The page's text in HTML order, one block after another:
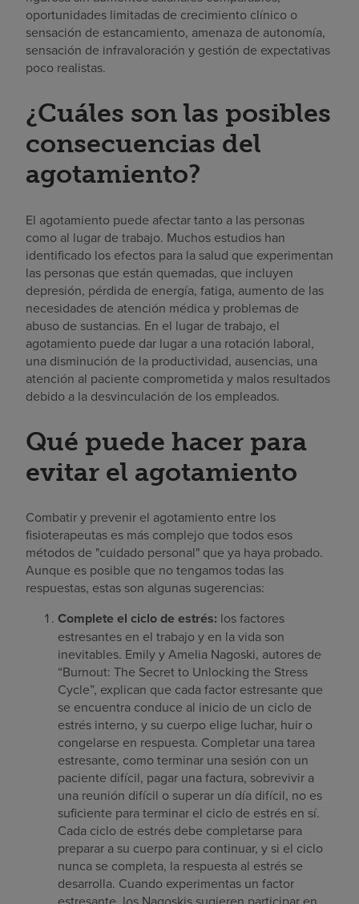
oportunidades limitadas de crecimiento clínico o
sensación de estancamiento, amenaza de autonomía,
sensación de infravaloración y gestión de expectativas
poco realistas.
¿Cuáles son las posibles
consecuencias del
agotamiento?
El agotamiento puede afectar tanto a las personas
como al lugar de trabajo. Muchos estudios han
identificado los efectos para la salud que experimentan
las personas que están quemadas, que incluyen
depresión, pérdida de energía, fatiga, aumento de las
necesidades de atención médica y problemas de
abuso de sustancias. En el lugar de trabajo, el
agotamiento puede dar lugar a una rotación laboral,
una disminución de la productividad, ausencias, una
atención al paciente comprometida y malos resultados
debido a la desvinculación de los empleados.
Qué puede hacer para
evitar el agotamiento
Combatir y prevenir el agotamiento entre los
fisioterapeutas es más complejo que todos esos
métodos de "cuidado personal" que ya haya probado.
Aunque es posible que no tengamos todas las
respuestas, estas son algunas sugerencias:
Complete el ciclo de estrés: los factores
estresantes en el trabajo y en la vida son
inevitables. Emily y Amelia Nagoski, autores de
“Burnout: The Secret to Unlocking the Stress
Cycle”, explican que cada factor estresante que
se encuentra conduce al inicio de un ciclo de
estrés interno, y su cuerpo elige luchar, huir o
congelarse en respuesta. Completar una tarea
estresante, como terminar una sesión con un
paciente difícil, pagar una factura, sobrevivir a
una reunión difícil o superar un día difícil, no es
suficiente para terminar el ciclo de estrés en sí.
Cada ciclo de estrés debe completarse para
preparar a su cuerpo para continuar, y si el ciclo
nunca se completa, la respuesta al estrés se
desarrolla. Cuando experimentas un factor